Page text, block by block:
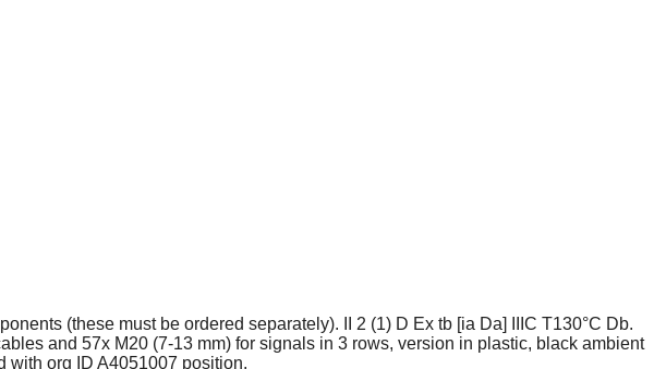
(these must be ordered separately). II 2 (1) D Ex tb [ia Da] IIIC T130°C Db.
and 57x M20 (7-13 mm) for signals in 3 rows, version in plastic, black ambient
with org ID A4051007 position.